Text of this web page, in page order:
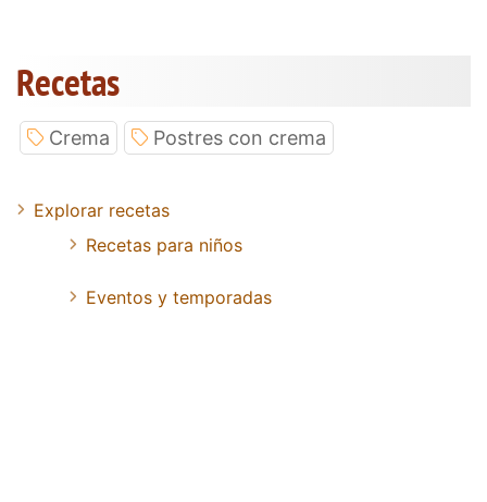
Recetas
Crema Postres con crema
Explorar recetas
Recetas para niños
Eventos y temporadas